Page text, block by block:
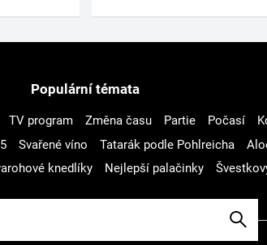
Populární témata
TV program Změna času Partie Počasí
Svařené víno Tatarák podle Pohlreicha
knedlíky Nejlepší palačinky